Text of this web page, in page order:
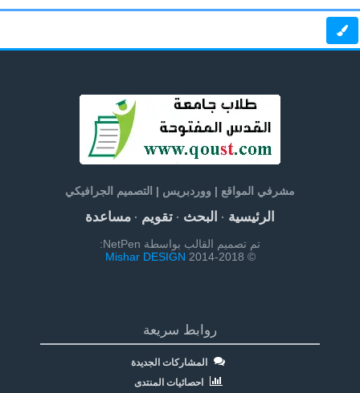
مشرفي المواقع | ووردبريس | التصميم الجرافيكي
الرئيسية· البحث· تقويم· مساعدة
تم تصميم القالب بواسطة NetPen:
© 2014-2018
Mishar DESIGN
روابط سريعة
المشاركات الجديدة
احصائيات المنتدى